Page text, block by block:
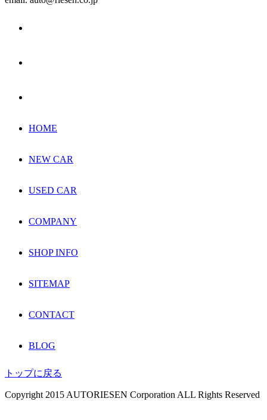
HOME
NEW CAR
USED CAR
COMPANY
SHOP INFO
SITEMAP
CONTACT
BLOG
トップに戻る
Copyright 2015 AUTORIESEN Corporation ALL Rights Reserved